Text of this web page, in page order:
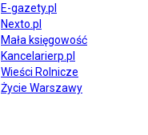
E-gazety.pl
Nexto.pl
Mała księgowość
Kancelarierp.pl
Wieści Rolnicze
Życie Warszawy